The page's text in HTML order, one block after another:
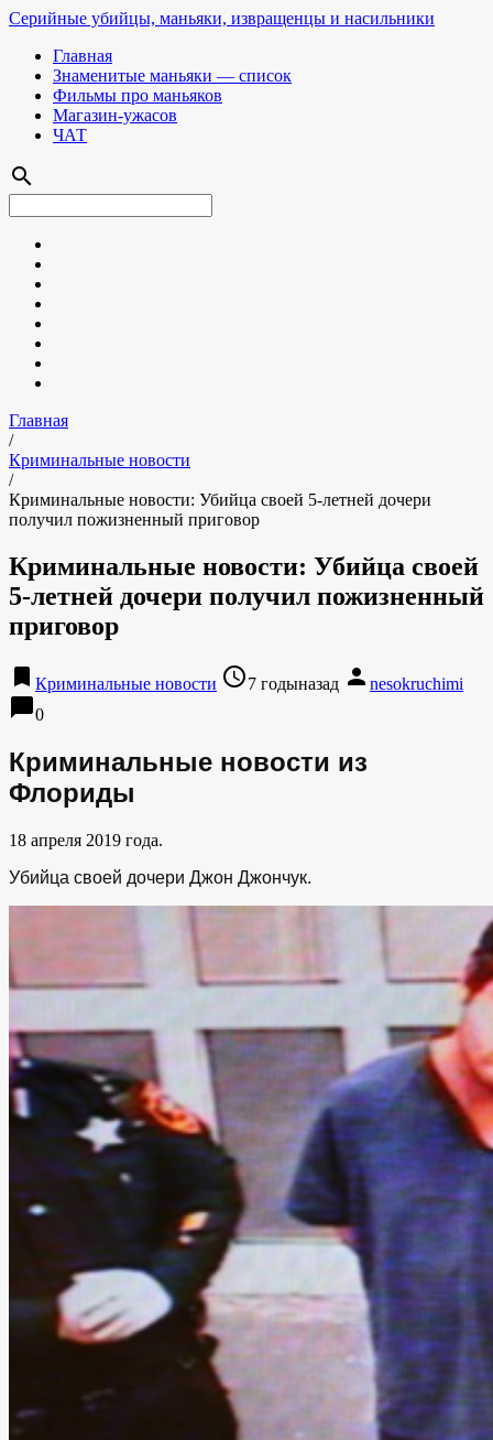
Серийные убийцы, маньяки, извращенцы и насильники
Главная
Знаменитые маньяки — список
Фильмы про маньяков
Магазин-ужасов
ЧАТ
search
Главная
/
Криминальные новости
/
Криминальные новости: Убийца своей 5-летней дочери
получил пожизненный приговор
Криминальные новости: Убийца своей
5-летней дочери получил пожизненный
приговор
bookmark Криминальные новости access_time7 годыназад person nesokruchimi
chat_bubble0
Криминальные новости из
Флориды
18 апреля 2019 года.
Убийца своей дочери Джон Джончук.